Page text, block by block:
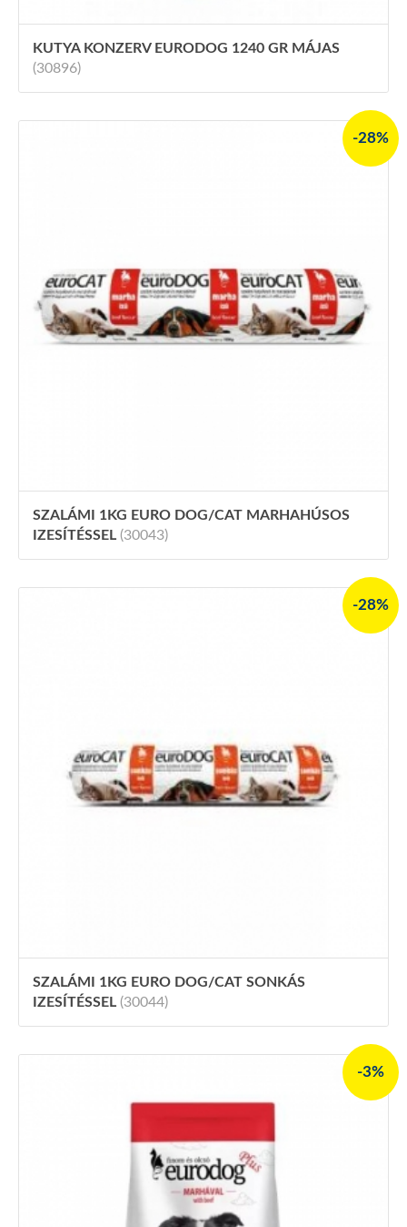
KUTYA KONZERV EURODOG 1240 GR MÁJAS
(30896)
-28%
SZALÁMI 1KG EURO DOG/CAT MARHAHÚSOS
IZESÍTÉSSEL (30043)
-28%
SZALÁMI 1KG EURO DOG/CAT SONKÁS
IZESÍTÉSSEL (30044)
-3%